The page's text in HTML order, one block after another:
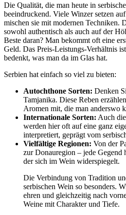
Die Qualität, die man heute in
beeindruckend. Viele Winzer setzen
mischen sie mit modernen Techniken.
sowohl authentisch als auch auf der
Beste daran? Man bekommt oft eine
Geld. Das Preis-Leistungs-Verhältnis
bedenkt, was man da im Glas hat.
Serbien hat einfach so viel zu bieten:
Autochthone Sorten: Denken
Tamjanika. Diese Reben
Aromen mit, die man anderswo
Internationale Sorten: Auch
werden hier oft auf eine ganz
interpretiert, geprägt vom
Vielfältige Regionen: Von der
zur Donauregion – jede Gegend
der sich im Wein widerspiegelt.
Die Verbindung von Tradition
serbischen Wein so besonders.
ehren und gleichzeitig nach
Weine mit Charakter und Tiefe.